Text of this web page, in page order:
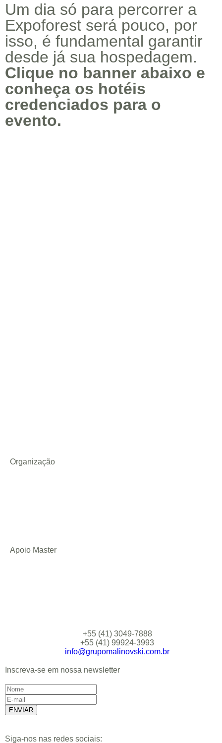
Um dia só para percorrer a
Expoforest será pouco, por
isso, é fundamental garantir
desde já sua hospedagem.
Clique no banner abaixo e
conheça os hotéis
credenciados para o
evento.
Organização
Apoio Master
+55 (41) 3049-7888
+55 (41) 99924-3993
info@grupomalinovski.com.br
Inscreva-se em nossa newsletter
Siga-nos nas redes sociais: